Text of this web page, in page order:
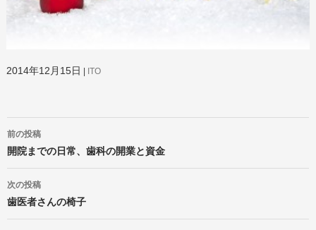
2014年12月15日 ITO
稿
ナ
ー
シ
ョ
前の投稿
開院までの日常、歯科の開業と資金
次の投稿
歯医者さんの椅子